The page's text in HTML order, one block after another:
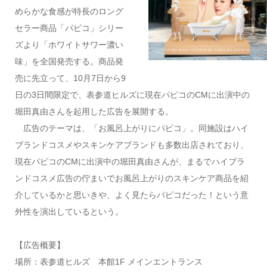
めらかな食感が特長のロング
セラー商品「パピコ」シリー
ズより「ホワイトサワー濃い
味」を全国発売する。 商品発
売に先立って、10月7日から9
日の3日間限定で、表参道ヒルズに現在パピコのCMに出演中の
堀田真由さんを起用した広告を展開する。
広告のテーマは、「お風呂上がりにパピコ」。同施設はハイ
ブランドコスメやスキンケアブランドも多数出店されており、
現在パピコのCMに出演中の堀田真由さんが、まるでハイブラ
ンドコスメ広告の佇まいでお風呂上がりのスキンケア商品を紹
介しているかと思いきや、よく見たらパピコだった！という意
外性を演出しているという。
【広告概要】
場所：表参道ヒルズ 本館1F メインエントランス